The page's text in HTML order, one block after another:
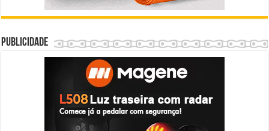
Publicidade